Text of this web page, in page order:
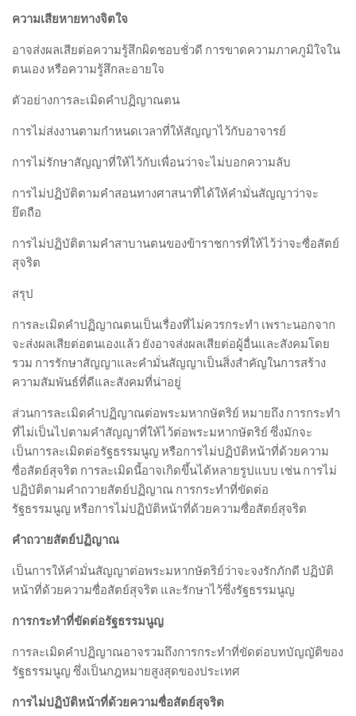
ความเสียหายทางจิตใจ
อาจส่งผลเสียต่อความรู้สึกผิดชอบชั่วดี การขาดความภาคภูมิใจใน
ตนเอง หรือความรู้สึกละอายใจ
ตัวอย่างการละเมิดคำปฏิญาณตน
การไม่ส่งงานตามกำหนดเวลาที่ให้สัญญาไว้กับอาจารย์
การไม่รักษาสัญญาที่ให้ไว้กับเพื่อนว่าจะไม่บอกความลับ
การไม่ปฏิบัติตามคำสอนทางศาสนาที่ได้ให้คำมั่นสัญญาว่าจะ
ยึดถือ
การไม่ปฏิบัติตามคำสาบานตนของข้าราชการที่ให้ไว้ว่าจะซื่อสัตย์
สุจริต
สรุป
การละเมิดคำปฏิญาณตนเป็นเรื่องที่ไม่ควรกระทำ เพราะนอกจาก
จะส่งผลเสียต่อตนเองแล้ว ยังอาจส่งผลเสียต่อผู้อื่นและสังคมโดย
รวม การรักษาสัญญาและคำมั่นสัญญาเป็นสิ่งสำคัญในการสร้าง
ความสัมพันธ์ที่ดีและสังคมที่น่าอยู่
ส่วนการละเมิดคำปฏิญาณต่อพระมหากษัตริย์ หมายถึง การกระทำ
ที่ไม่เป็นไปตามคำสัญญาที่ให้ไว้ต่อพระมหากษัตริย์ ซึ่งมักจะ
เป็นการละเมิดต่อรัฐธรรมนูญ หรือการไม่ปฏิบัติหน้าที่ด้วยความ
ซื่อสัตย์สุจริต การละเมิดนี้อาจเกิดขึ้นได้หลายรูปแบบ เช่น การไม่
ปฏิบัติตามคำถวายสัตย์ปฏิญาณ การกระทำที่ขัดต่อ
รัฐธรรมนูญ หรือการไม่ปฏิบัติหน้าที่ด้วยความซื่อสัตย์สุจริต
คำถวายสัตย์ปฏิญาณ
เป็นการให้คำมั่นสัญญาต่อพระมหากษัตริย์ว่าจะจงรักภักดี ปฏิบัติ
หน้าที่ด้วยความซื่อสัตย์สุจริต และรักษาไว้ซึ่งรัฐธรรมนูญ
การกระทำที่ขัดต่อรัฐธรรมนูญ
การละเมิดคำปฏิญาณอาจรวมถึงการกระทำที่ขัดต่อบทบัญญัติของ
รัฐธรรมนูญ ซึ่งเป็นกฎหมายสูงสุดของประเทศ
การไม่ปฏิบัติหน้าที่ด้วยความซื่อสัตย์สุจริต